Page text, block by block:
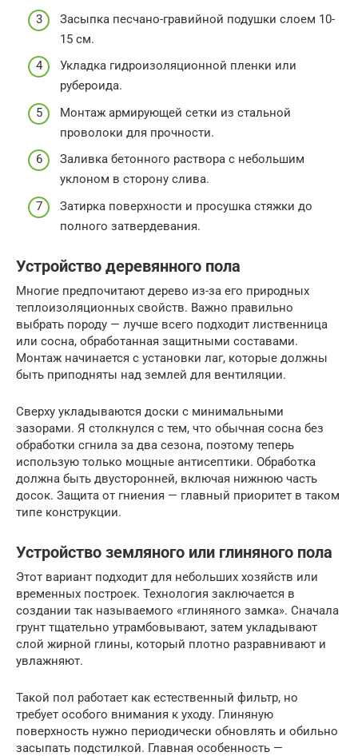
Засыпка песчано-гравийной подушки слоем 10-
15 см.
Укладка гидроизоляционной пленки или
рубероида.
Монтаж армирующей сетки из стальной
проволоки для прочности.
Заливка бетонного раствора с небольшим
уклоном в сторону слива.
Затирка поверхности и просушка стяжки до
полного затвердевания.
Устройство деревянного пола
Многие предпочитают дерево из-за его природных
теплоизоляционных свойств. Важно правильно
выбрать породу — лучше всего подходит лиственница
или сосна, обработанная защитными составами.
Монтаж начинается с установки лаг, которые должны
быть приподняты над землей для вентиляции.
Сверху укладываются доски с минимальными
зазорами. Я столкнулся с тем, что обычная сосна без
обработки сгнила за два сезона, поэтому теперь
использую только мощные антисептики. Обработка
должна быть двусторонней, включая нижнюю часть
досок. Защита от гниения — главный приоритет в таком
типе конструкции.
Устройство земляного или глиняного пола
Этот вариант подходит для небольших хозяйств или
временных построек. Технология заключается в
создании так называемого «глиняного замка». Сначала
грунт тщательно утрамбовывают, затем укладывают
слой жирной глины, который плотно разравнивают и
увлажняют.
Такой пол работает как естественный фильтр, но
требует особого внимания к уходу. Глиняную
поверхность нужно периодически обновлять и обильно
засыпать подстилкой. Главная особенность —